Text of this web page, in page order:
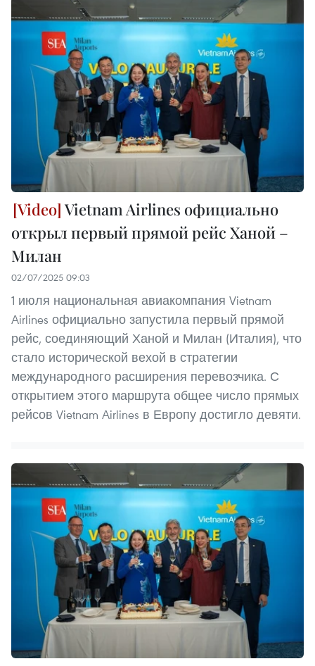
Vietnam Airlines официально
открыл первый прямой рейс Ханой –
Милан
02/07/2025 09:03
1 июля национальная авиакомпания Vietnam
Airlines официально запустила первый прямой
рейс, соединяющий Ханой и Милан (Италия), что
стало исторической вехой в стратегии
международного расширения перевозчика. С
открытием этого маршрута общее число прямых
рейсов Vietnam Airlines в Европу достигло девяти.